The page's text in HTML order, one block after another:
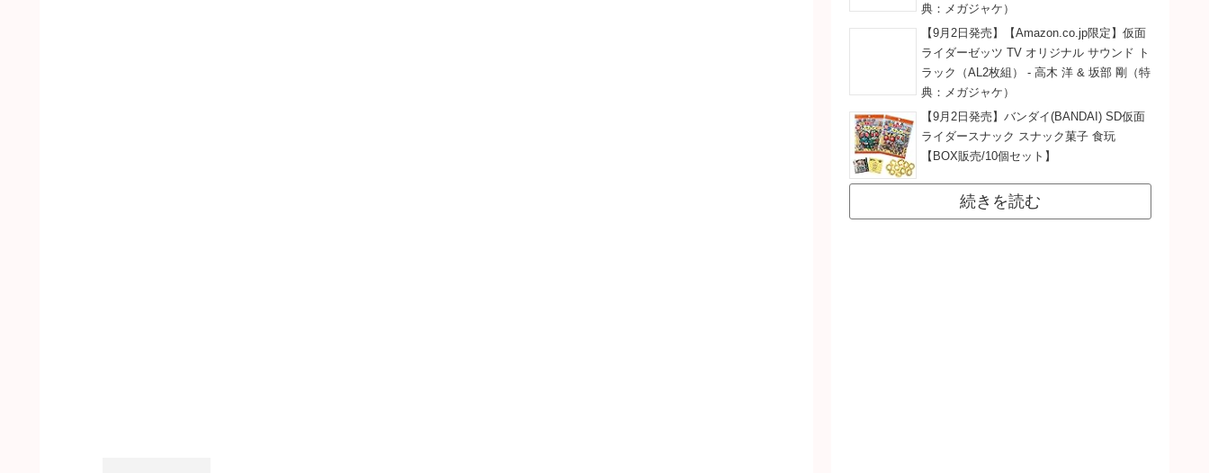
典：メガジャケ）
【9月2日発売】【Amazon.co.jp限定】仮面
ライダーゼッツ TV オリジナル サウンド ト
ラック（AL2枚組） - 高木 洋 & 坂部 剛（特
典：メガジャケ）
【9月2日発売】バンダイ(BANDAI) SD仮面
ライダースナック スナック菓子 食玩
【BOX販売/10個セット】
続きを読む